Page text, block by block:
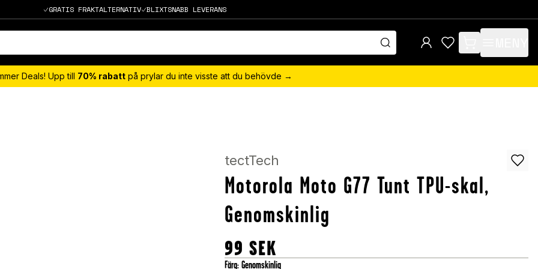
GRATIS FRAKTALTERNATIV BLIXTSNABB LEVERANS
items in cart, view
Deals! Upp till 70% rabatt på prylar du inte visste att du behövde →
tectTech
Motorola Moto G77 Tunt TPU-skal,
Genomskinlig
99 SEK
Färg:Genomskinlig